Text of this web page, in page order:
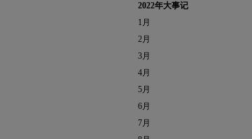
2022年大事记
1月
2月
3月
4月
5月
6月
7月